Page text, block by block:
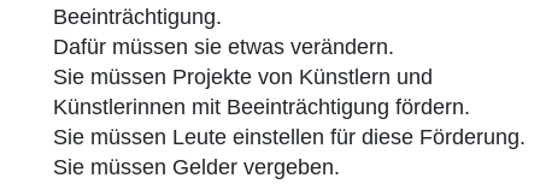
Beeinträchtigung.
Dafür müssen sie etwas verändern.
Sie müssen Projekte von Künstlern und
Künstlerinnen mit Beeinträchtigung fördern.
Sie müssen Leute einstellen für diese Förderung.
Sie müssen Gelder vergeben.